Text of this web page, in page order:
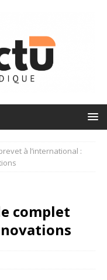
à l’international :
complet